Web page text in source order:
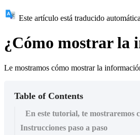
Este artículo está traducido
¿Cómo mostrar la
Le mostramos cómo mostrar la
Table of Contents
En este tutorial, te mostraremos
Instrucciones paso a paso